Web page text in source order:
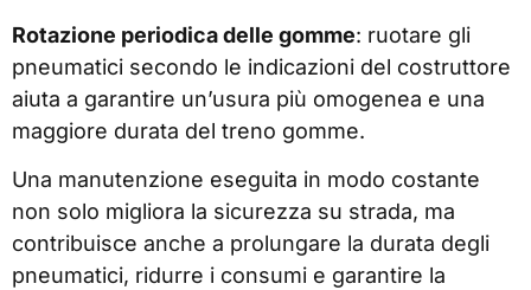
Rotazione periodica delle gomme: ruotare gli
pneumatici secondo le indicazioni del costruttore
aiuta a garantire un’usura più omogenea e una
maggiore durata del treno gomme.
Una manutenzione eseguita in modo costante
non solo migliora la sicurezza su strada, ma
contribuisce anche a prolungare la durata degli
pneumatici, ridurre i consumi e garantire la